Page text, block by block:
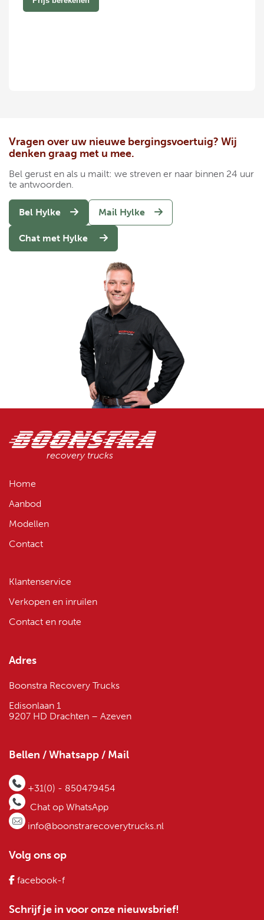
Vragen over uw nieuwe bergingsvoertuig? Wij
denken graag met u mee.
Bel gerust en als u mailt: we streven er naar binnen 24 uur
te antwoorden.
Bel Hylke Mail Hylke
Chat met Hylke
recovery trucks
Home
Aanbod
Modellen
Contact
Klantenservice
Verkopen en inruilen
Contact en route
Adres
Boonstra Recovery Trucks
Edisonlaan 1
9207 HD Drachten – Azeven
Bellen / Whatsapp / Mail
+31(0) - 850479454
Chat op WhatsApp
info@boonstrarecoverytrucks.nl
Volg ons op
facebook-f
Schrijf je in voor onze nieuwsbrief!